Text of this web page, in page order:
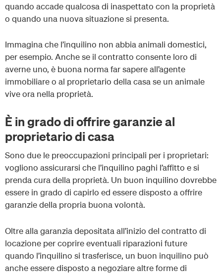
quando accade qualcosa di inaspettato con la proprietà
o quando una nuova situazione si presenta.
Immagina che l’inquilino non abbia animali domestici,
per esempio. Anche se il contratto consente loro di
averne uno, è buona norma far sapere all’agente
immobiliare o al proprietario della casa se un animale
vive ora nella proprietà.
È in grado di offrire garanzie al
proprietario di casa
Sono due le preoccupazioni principali per i proprietari:
vogliono assicurarsi che l’inquilino paghi l’affitto e si
prenda cura della proprietà. Un buon inquilino dovrebbe
essere in grado di capirlo ed essere disposto a offrire
garanzie della propria buona volontà.
Oltre alla garanzia depositata all’inizio del contratto di
locazione per coprire eventuali riparazioni future
quando l’inquilino si trasferisce, un buon inquilino può
anche essere disposto a negoziare altre forme di